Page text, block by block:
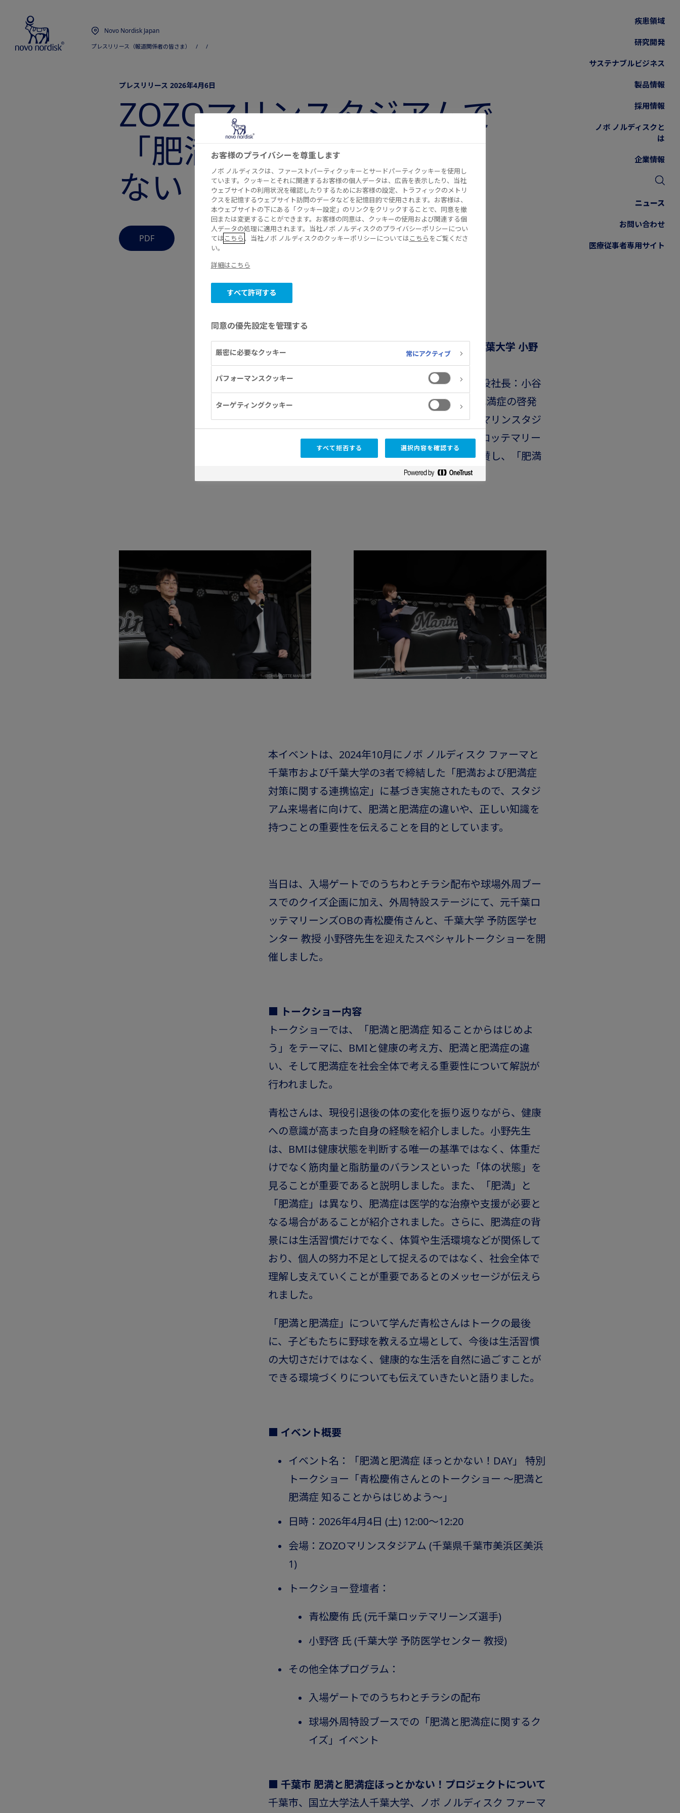
Novo Nordisk Japan
プレスリリース（報道関係者の皆さま）
  /
  /
疾患領域
研究開発
サステナブルビジネス
製品情報
採用情報
ノボ ノルディスクと
は
企業情報
ニュース
お問い合わせ
医療従事者専用サイト
プレスリリース 2026年4月6日
ZOZOマリンスタジアムで
「肥満と肥満症ほっとか
ない！DAY」を開催
PDF
元千葉ロッテマリーンズ選手 青松 慶侑さんと千葉大学 小野
啓先生がトークショーを実施
ノボ ノルディスク ファーマ株式会社 (代表取締役社長：小谷
啓輔、本社：東京都千代田区) は、肥満および肥満症の啓発
活動の一環として、2026年4月4日 (土) にZOZOマリンスタジ
アムで開催されたプロ野球パ・リーグ戦「千葉ロッテマリー
ンズ」対「福岡ソフトバンクホークス」に冠協賛し、「肥満
と肥満症 ほっとかない！DAY」を開催しました。
本イベントは、2024年10月にノボ ノルディスク ファーマと
千葉市および千葉大学の3者で締結した「肥満および肥満症
対策に関する連携協定」に基づき実施されたもので、スタジ
アム来場者に向けて、肥満と肥満症の違いや、正しい知識を
持つことの重要性を伝えることを目的としています。
当日は、入場ゲートでのうちわとチラシ配布や球場外周ブー
スでのクイズ企画に加え、外周特設ステージにて、元千葉ロ
ッテマリーンズOBの青松慶侑さんと、千葉大学 予防医学セ
ンター 教授 小野啓先生を迎えたスペシャルトークショーを開
催しました。
■ トークショー内容
トークショーでは、「肥満と肥満症 知ることからはじめよ
う」をテーマに、BMIと健康の考え方、肥満と肥満症の違
い、そして肥満症を社会全体で考える重要性について解説が
行われました。
青松さんは、現役引退後の体の変化を振り返りながら、健康
への意識が高まった自身の経験を紹介しました。小野先生
は、BMIは健康状態を判断する唯一の基準ではなく、体重だ
けでなく筋肉量と脂肪量のバランスといった「体の状態」を
見ることが重要であると説明しました。また、「肥満」と
「肥満症」は異なり、肥満症は医学的な治療や支援が必要と
なる場合があることが紹介されました。さらに、肥満症の背
景には生活習慣だけでなく、体質や生活環境などが関係して
おり、個人の努力不足として捉えるのではなく、社会全体で
理解し支えていくことが重要であるとのメッセージが伝えら
れました。
「肥満と肥満症」について学んだ青松さんはトークの最後
に、子どもたちに野球を教える立場として、今後は生活習慣
の大切さだけではなく、健康的な生活を自然に過ごすことが
できる環境づくりについても伝えていきたいと語りました。
■ イベント概要
イベント名：「肥満と肥満症 ほっとかない！DAY」 特別
トークショー「青松慶侑さんとのトークショー ～肥満と
肥満症 知ることからはじめよう～」
日時：2026年4月4日 (土) 12:00～12:20
会場：ZOZOマリンスタジアム (千葉県千葉市美浜区美浜
1)
トークショー登壇者：
青松慶侑 氏 (元千葉ロッテマリーンズ選手)
小野啓 氏 (千葉大学 予防医学センター 教授)
その他全体プログラム：
入場ゲートでのうちわとチラシの配布
球場外周特設ブースでの「肥満と肥満症に関するク
イズ」イベント
■ 千葉市 肥満と肥満症ほっとかない！プロジェクトについて
千葉市、国立大学法人千葉大学、ノボ ノルディスク ファーマ
お客様のプライバシーを尊重します
ノボ ノルディスクは、ファーストパーティクッキーとサードパーティクッキーを使用し
ています。クッキーとそれに関連するお客様の個人データは、広告を表示したり、当社
ウェブサイトの利用状況を確認したりするためにお客様の設定、トラフィックのメトリ
クスを記憶するウェブサイト訪問のデータなどを記憶目的で使用されます。お客様は、
本ウェブサイトの下にある「クッキー設定」のリンクをクリックすることで、同意を撤
回または変更することができます。お客様の同意は、クッキーの使用および関連する個
人データの処理に適用されます。当社ノボ ノルディスクのプライバシーポリシーについ
ては こちら 、当社ノボ ノルディスクのクッキーポリシーについてはこちら をご覧くださ
い。
詳細はこちら
すべて許可する
同意の優先設定を管理する
厳密に必要なクッキー 常にアクティブ
パフォーマンスクッキー
ターゲティングクッキー
すべて拒否する 選択内容を確認する